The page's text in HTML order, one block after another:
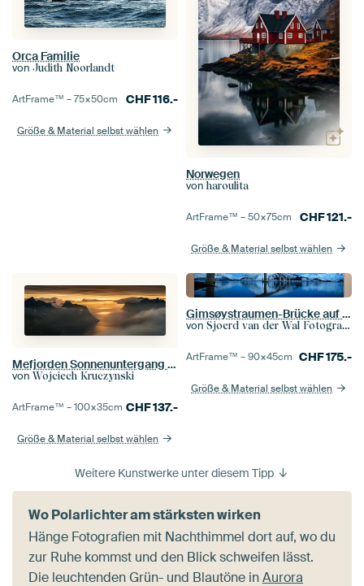
Orca Familie
von Judith Noorlandt
ArtFrame™ –75×50cm CHF116.-
Größe & Material selbst wählen
Norwegen
von haroulita
ArtFrame™ –50×75cm CHF121.-
Größe & Material selbst wählen
Mefjorden Sonnenuntergang Panorama
von Wojciech Kruczynski
ArtFrame™ –100×35cm CHF137.-
Größe & Material selbst wählen
Gimsøystraumen-Brücke auf den Lofoten bei Sonnenuntergang
von Sjoerd van der Wal Fotografie
ArtFrame™ –90×45cm CHF175.-
Größe & Material selbst wählen
Weitere Kunstwerke unter diesem Tipp
Wo Polarlichter am stärksten wirken
Hänge Fotografien mit Nachthimmel dort auf, wo du
zur Ruhe kommst und den Blick schweifen lässt.
Die leuchtenden Grün- und Blautöne inAurora